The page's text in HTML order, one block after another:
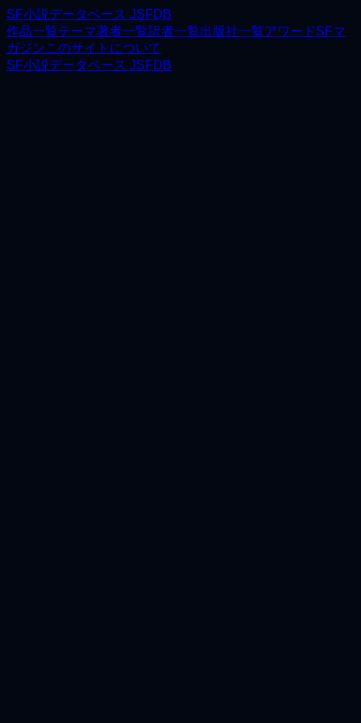
SF小説データベース JSFDB
作品一覧テーマ著者一覧訳者一覧出版社一覧アワードSFマ
ガジンこのサイトについて
SF小説データベース JSFDB